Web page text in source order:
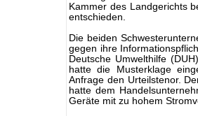
Kammer des Landgerichts
entschieden.
Die beiden
gegen ihre
Deutsche Umwelthilfe
hatte die Musterklage
Anfrage den Urteilstenor.
hatte dem
Geräte mit zu hohem